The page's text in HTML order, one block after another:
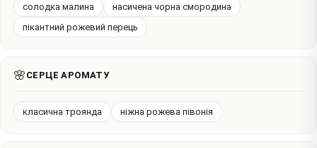
солодка малина
насичена чорна смородина
пікантний рожевий перець
🌸 СЕРЦЕ АРОМАТУ
класична троянда ніжна рожева півонія